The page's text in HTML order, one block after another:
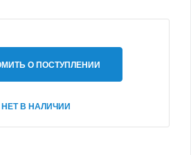
О ПОСТУПЛЕНИИ
НЕТ В НАЛИЧИИ